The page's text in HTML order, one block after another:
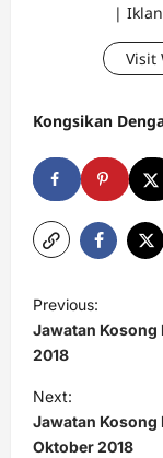
|
Visit
Kongsikan
o
s
t
n
Previous:
Jawatan Kosong
2018
Next:
Jawatan Kosong
Oktober 2018